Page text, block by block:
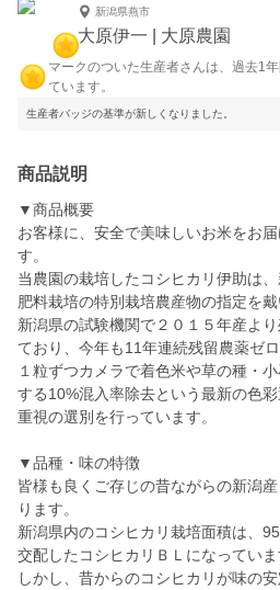
新潟県燕市
大原伊一 | 大原農園
マークのついた生産者さんは、過去1
ています。
生産者バッジの基準が新しくなりました。
商品説明
▼商品概要
お客様に、安全で美味しいお米をお
す。
当農園の栽培したコシヒカリ伊助は
肥料栽培の特別栽培農産物の指定を戴
新潟県の試験機関で２０１５年産よ
ており、今年も11年連続残留農薬ゼ
１粒ずつカメラで着色米や草の種・
する10%混入率除去という最新の色
重視の選別を行っています。
▼品種・味の特徴
皆様も良くご存じの昔ながらの新潟
ります。
新潟県内のコシヒカリ栽培面積は、
交配したコシヒカリＢＬになっていま
しかし、昔からのコシヒカリが味の